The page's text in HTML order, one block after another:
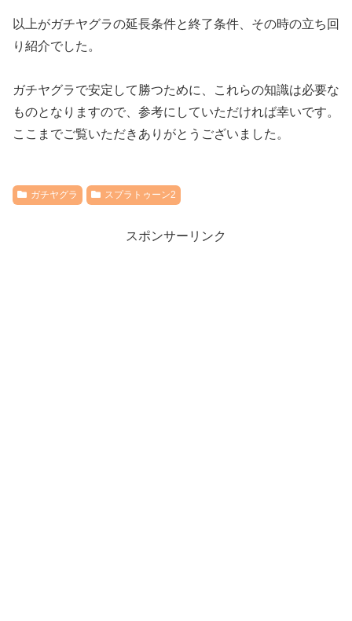
以上がガチヤグラの延長条件と終了条件、その時の立ち回
り紹介でした。
ガチヤグラで安定して勝つために、これらの知識は必要な
ものとなりますので、参考にしていただければ幸いです。
ここまでご覧いただきありがとうございました。
ガチヤグラ スプラトゥーン2
スポンサーリンク